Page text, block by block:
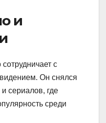
и
с
Он снялся
сериалов, где
среди